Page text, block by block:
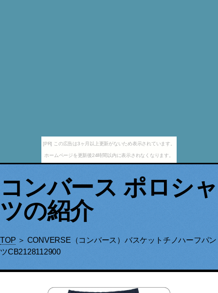
[PR] この広告は3ヶ月以上更新がないため表示されています。
ホームページを更新後24時間以内に表示されなくなります。
コンバース ポロシャ
ツの紹介
TOP ＞ CONVERSE（コンバース）バスケットチノハーフパン
ツCB2128112900